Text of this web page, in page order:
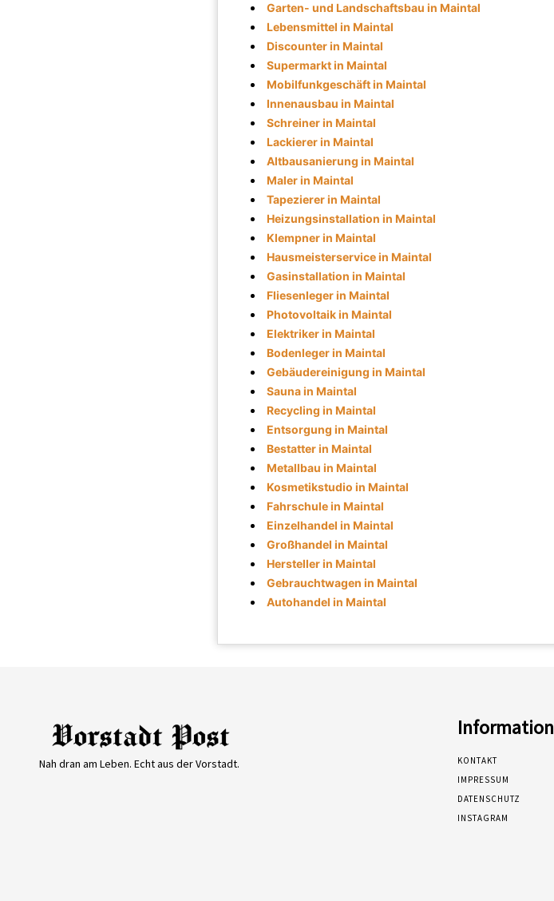
Garten- und Landschaftsbau in Maintal
Lebensmittel in Maintal
Discounter in Maintal
Supermarkt in Maintal
Mobilfunkgeschäft in Maintal
Innenausbau in Maintal
Schreiner in Maintal
Lackierer in Maintal
Altbausanierung in Maintal
Maler in Maintal
Tapezierer in Maintal
Heizungsinstallation in Maintal
Klempner in Maintal
Hausmeisterservice in Maintal
Gasinstallation in Maintal
Fliesenleger in Maintal
Photovoltaik in Maintal
Elektriker in Maintal
Bodenleger in Maintal
Gebäudereinigung in Maintal
Sauna in Maintal
Recycling in Maintal
Entsorgung in Maintal
Bestatter in Maintal
Metallbau in Maintal
Kosmetikstudio in Maintal
Fahrschule in Maintal
Einzelhandel in Maintal
Großhandel in Maintal
Hersteller in Maintal
Gebrauchtwagen in Maintal
Autohandel in Maintal
Nah dran am Leben. Echt aus der Vorstadt.
Information
KONTAKT
IMPRESSUM
DATENSCHUTZ
INSTAGRAM